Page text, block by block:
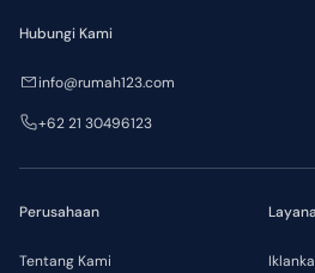
Perusahaan
Tentang Kami
Hubungi Kami
info@rumah123.com
+62 21 30496123